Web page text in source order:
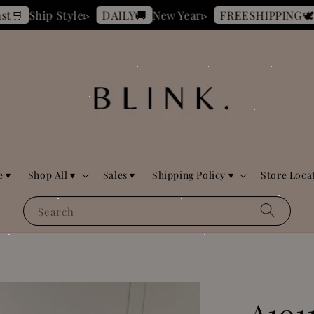
Style▹ DAILY🚚 New Year▹ FREESHIPPING🕊️ BLINK
Search
▾ Shop All ▾ Sales ▾ Shipping Policy ▾ Store